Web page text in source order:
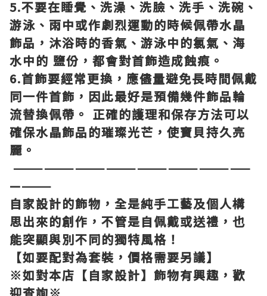
5.不要在睡覺、洗澡、洗臉、洗手、洗碗、
游泳、雨中或作劇烈運動的時候佩帶水晶
飾品，沐浴時的香氣、游泳中的氯氣、海
水中的 鹽份，都會對首飾造成蝕痕。
6.首飾要經常更換，應儘量避免長時間佩戴
同一件首飾，因此最好是預備幾件飾品輪
流替換佩帶。 正確的護理和保存方法可以
確保水晶飾品的璀璨光芒，使寶貝持久亮
麗。
———————————————————————
————
自家設計的飾物，全是純手工藝及個人構
思出來的創作，不管是自佩戴或送禮，也
能突顯與別不同的獨特風格！
【如要配對為套裝，價格需要另議】
※如對本店【自家設計】飾物有興趣，歡
迎查詢※